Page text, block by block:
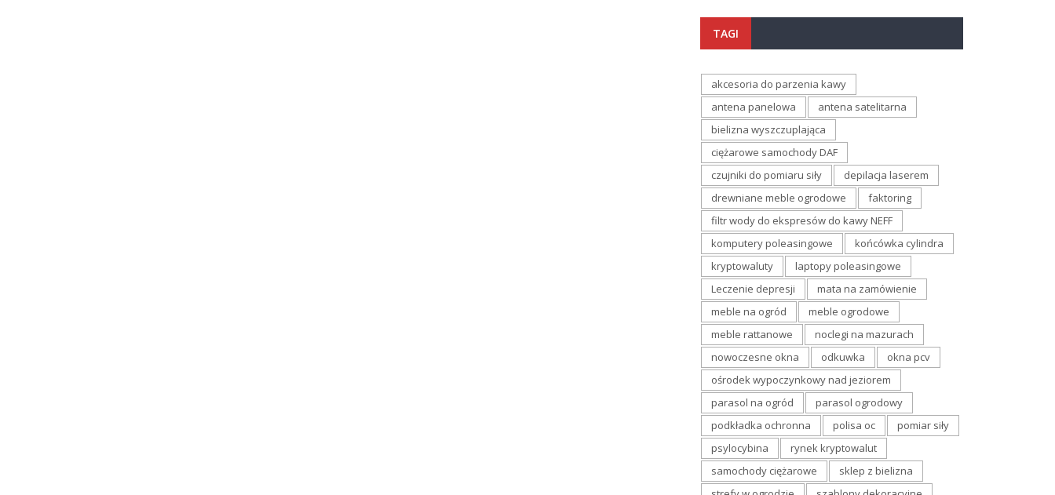
TAGI
akcesoria do parzenia kawy
antena panelowa
antena satelitarna
bielizna wyszczuplająca
ciężarowe samochody DAF
czujniki do pomiaru siły
depilacja laserem
drewniane meble ogrodowe
faktoring
filtr wody do ekspresów do kawy NEFF
komputery poleasingowe
końcówka cylindra
kryptowaluty
laptopy poleasingowe
Leczenie depresji
mata na zamówienie
meble na ogród
meble ogrodowe
meble rattanowe
noclegi na mazurach
nowoczesne okna
odkuwka
okna pcv
ośrodek wypoczynkowy nad jeziorem
parasol na ogród
parasol ogrodowy
podkładka ochronna
polisa oc
pomiar siły
psylocybina
rynek kryptowalut
samochody ciężarowe
sklep z bielizna